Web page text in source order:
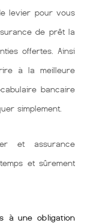
levier pour vous
de prêt la
offertes. Ainsi
à la meilleure
bancaire
simplement.
et assurance
et sûrement
à une obligation